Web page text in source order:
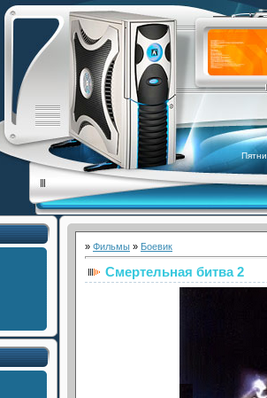
» Фильмы » Боевик
Смертельная битва 2